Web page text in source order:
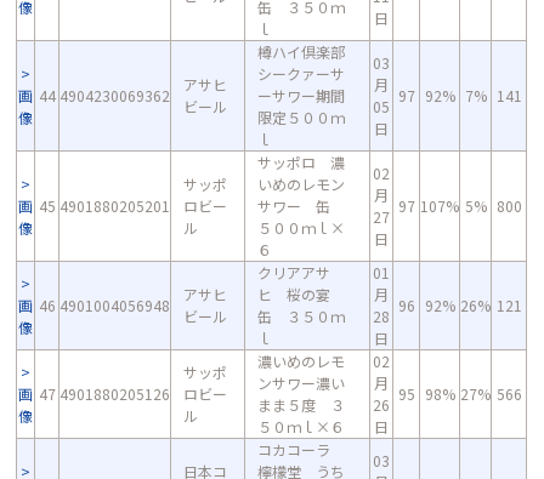
像
缶 ３５０ｍ
ｌ
日
画
像
44 4904230069362
アサヒ
ビール
樽ハイ倶楽部
シークァーサ
ーサワー期間
限定５００ｍ
ｌ
03
月
05
日
97 92% 7% 141
画
像
45 4901880205201
サッポ
ロビー
ル
サッポロ 濃
いめのレモン
サワー 缶
５００ｍｌ×
６
02
月
27
日
97 107% 5% 800
画
像
46 4901004056948
アサヒ
ビール
クリアアサ
ヒ 桜の宴
缶 ３５０ｍ
ｌ
01
月
28
日
96 92% 26% 121
画
像
47 4901880205126
サッポ
ロビー
ル
濃いめのレモ
ンサワー濃い
まま５度 ３
５０ｍｌ×６
02
月
26
日
95 98% 27% 566
日本コ
コカコーラ
檸檬堂 うち
03